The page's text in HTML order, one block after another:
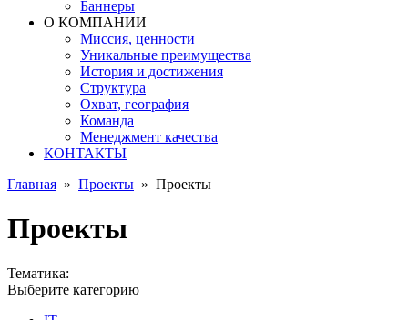
Баннеры
О КОМПАНИИ
Миссия, ценности
Уникальные преимущества
История и достижения
Структура
Охват, география
Команда
Менеджмент качества
КОНТАКТЫ
Главная » Проекты » Проекты
Проекты
Тематика:
Выберите категорию